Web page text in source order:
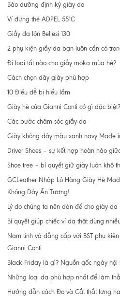
Bảo dưỡng định kỳ giày da
Ví đựng thẻ ADPEL 551C
Giầy da lộn Bellesi 130
2 phụ kiện giầy da bạn luôn cần có
Đi loại tất nào cho giầy moka mùa hè?
Cách chọn dây giày phù hợp
10 Điều dễ bị hiểu lầm
Giày hè của Gianni Conti có gì đặc biệt?
Các bước chăm sóc giầy da
Giày không dây màu xanh navy Made
Driver Shoes – sự kết hợp hoàn hảo
Shoe tree – bí quyết giữ giày luôn khô
GCLeather Nhập Lô Hàng Giày Hè
Không Dây Ấn Tượng!
Lý do chúng ta nên dán đế cho giày da
Bí quyết giúp chiếc ví da thật dùng
Nam tính và đẳng cấp với BST phụ
Gianni Conti
Black Friday là gì? Nguồn gốc ngày
Những loại da phù hợp nhất để làm
Hướng dẫn cách Đo và Cắt thắt lưng